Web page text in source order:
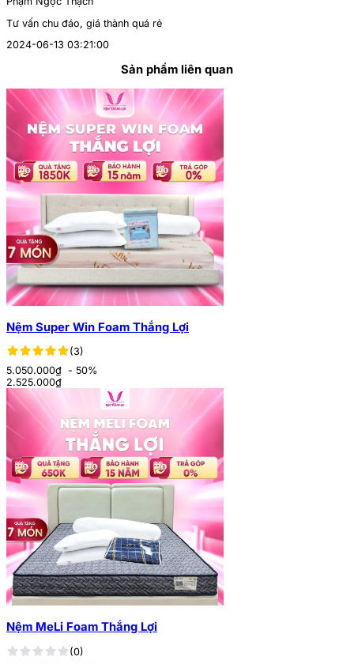
Tư vấn chu đáo, giá thành quá rẻ
2024-06-13 03:21:00
Sản phẩm liên quan
Nệm Super Win Foam Thắng Lợi
(3)
5.050.000₫ - 50%
2.525.000₫
Nệm MeLi Foam Thắng Lợi
(0)